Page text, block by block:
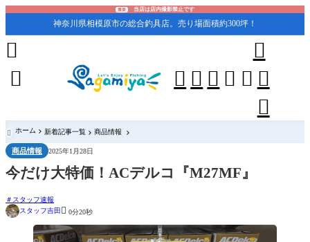
重要 当店は店内撮影禁止です
神奈川県相模原市の総合釣具店。売り場面積約300坪！
    





 ホーム 新着記事一覧 商品情報
商品情報 2025年1月28日
今だけ大特価！ACデルコ『M27MF』
スタッフ速報
スタッフ吉田 0分20秒